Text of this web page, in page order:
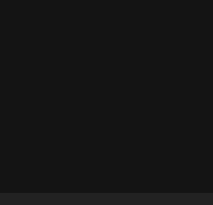
autores